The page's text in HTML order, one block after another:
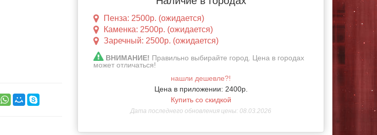
Пенза: 2500р. (ожидается)
Каменка: 2500р. (ожидается)
Заречный: 2500р. (ожидается)
ВНИМАНИЕ! Правильно выбирайте город. Цена в городах
может отличаться!
нашли дешевле?!
Цена в приложении: 2400р.
Купить со скидкой
Дата последнего обновления цены: 08.03.2026